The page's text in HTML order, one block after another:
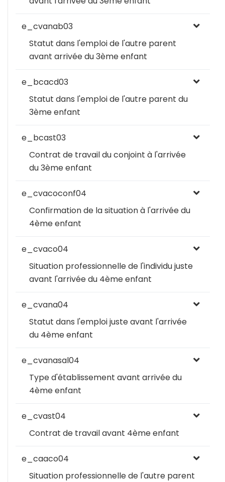
e_cvanab03
Statut dans l'emploi de l'autre parent
avant arrivée du 3ème enfant
e_bcacd03
Statut dans l'emploi de l'autre parent du
3ème enfant
e_bcast03
Contrat de travail du conjoint à l'arrivée
du 3ème enfant
e_cvacoconf04
Confirmation de la situation à l'arrivée du
4ème enfant
e_cvaco04
Situation professionnelle de l'individu juste
avant l'arrivée du 4ème enfant
e_cvana04
Statut dans l'emploi juste avant l'arrivée
du 4ème enfant
e_cvanasal04
Type d'établissement avant arrivée du
4ème enfant
e_cvast04
Contrat de travail avant 4ème enfant
e_caaco04
Situation professionnelle de l'autre parent